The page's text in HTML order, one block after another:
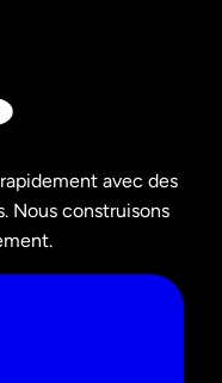
avec des
Nous construisons